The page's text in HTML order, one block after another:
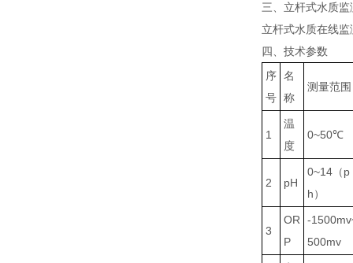
三、立杆式水质
立杆式水质在线
四、技术参数
序
号
名
称
测量范围
1
温
度
0~50℃
2 pH
0~14（p
h）
3
OR
P
-
500mv